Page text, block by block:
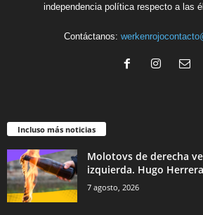
independencia política respecto a las
Contáctanos:
Incluso más noticias
Molotovs de derecha
izquierda. Hugo
7 agosto, 2026